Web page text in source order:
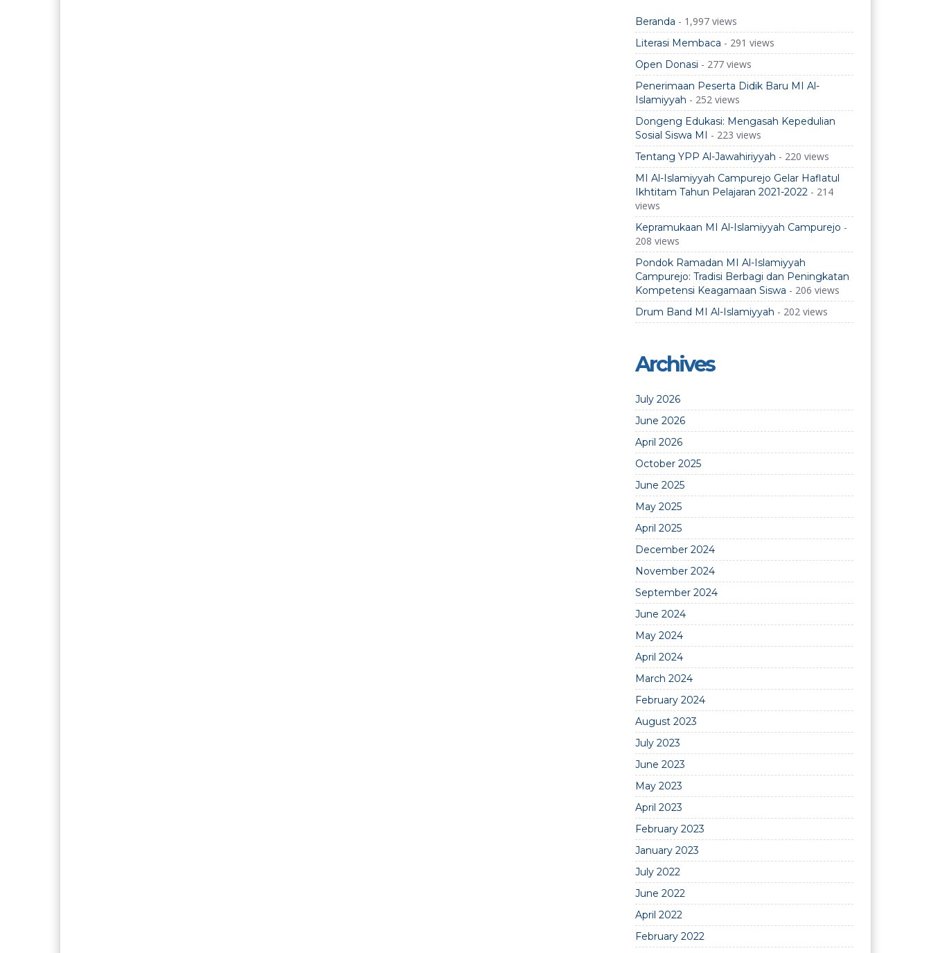
Beranda - 1,997 views
Literasi Membaca - 291 views
Open Donasi - 277 views
Penerimaan Peserta Didik Baru MI Al-
Islamiyyah - 252 views
Dongeng Edukasi: Mengasah Kepedulian
Sosial Siswa MI - 223 views
Tentang YPP Al-Jawahiriyyah - 220 views
MI Al-Islamiyyah Campurejo Gelar Haflatul
Ikhtitam Tahun Pelajaran 2021-2022 - 214
views
Kepramukaan MI Al-Islamiyyah Campurejo -
208 views
Pondok Ramadan MI Al-Islamiyyah
Campurejo: Tradisi Berbagi dan Peningkatan
Kompetensi Keagamaan Siswa - 206 views
Drum Band MI Al-Islamiyyah - 202 views
Archives
July 2026
June 2026
April 2026
October 2025
June 2025
May 2025
April 2025
December 2024
November 2024
September 2024
June 2024
May 2024
April 2024
March 2024
February 2024
August 2023
July 2023
June 2023
May 2023
April 2023
February 2023
January 2023
July 2022
June 2022
April 2022
February 2022